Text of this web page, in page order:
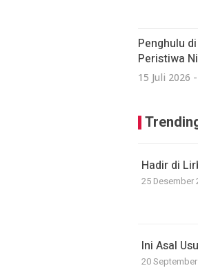
Penghulu
Peristiwa
15 Juli 2026
Hadir di
25 Desember
Ini Asal
20